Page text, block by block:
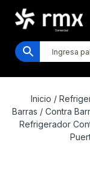
Inicio /
Barras / Contra
Refrigerador